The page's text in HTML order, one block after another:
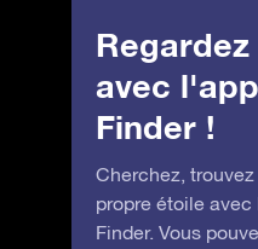
avec
Finder !
Cherchez,
propre étoile avec
Finder. Vous